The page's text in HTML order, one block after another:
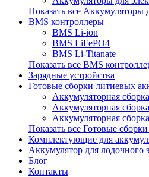
Показать все Аккумуляторы
BMS контроллеры
BMS Li-ion
BMS LiFePO4
BMS Li-Titanate
Показать все BMS
Зарядные устройства
Готовые сборки литиевых
Аккумуляторная
Аккумуляторная
Аккумуляторная
Показать все Готовые
Комплектующие для
Аккумулятор для лодочного
Блог
Контакты